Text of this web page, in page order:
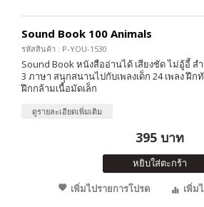
Sound Book 100 Animals
รหัสสินค้า : P-YOU-1530
Sound Book หนังสืออ่านได้ เสียงชัด ไม่อู้อี้ ส
3 ภาษา สนุกสนานไปกับเพลงเด็ก 24 เพลง ฝึ
ฝึกกล้ามเนื้อมัดเล็ก
ดูรายละเอียดเพิ่มเติม
395 บาท
หยิบใส่ตะกร้า
เพิ่มไปรายการโปรด
เพิ่ม